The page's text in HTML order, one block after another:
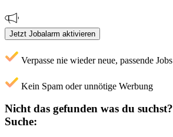
Jetzt Jobalarm aktivieren
Verpasse nie wieder neue, passende Jobs
Kein Spam oder unnötige Werbung
Nicht das gefunden was du suchst?
Suche: